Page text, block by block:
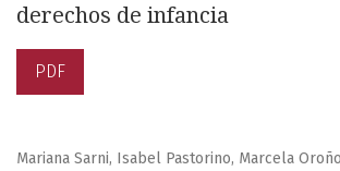
derechos de infancia
PDF
Mariana Sarni, Isabel Pastorino, Marcela Oroño